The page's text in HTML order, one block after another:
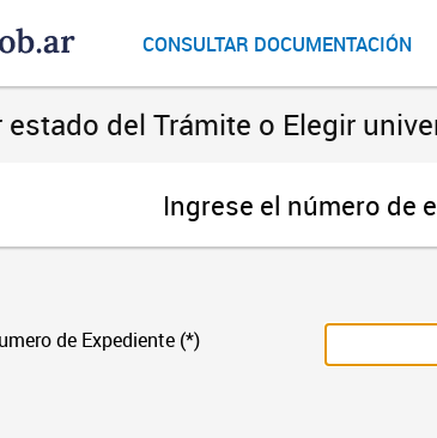
CONSULTAR DOCUMENTACIÓN
estado del Trámite o Elegir
Ingrese el número de
de Expediente (*)